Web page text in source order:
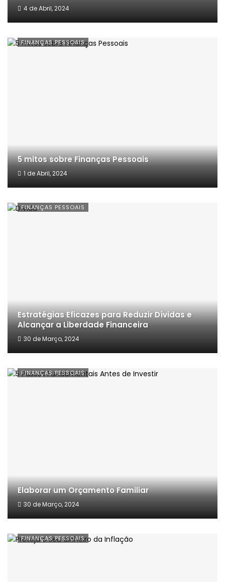
4 de Abril, 2024
FINANÇAS PESSOAIS
5 mitos sobre Finanças Pessoais
1 de Abril, 2024
FINANÇAS PESSOAIS
Estratégias Eficazes para Reduzir Dívidas e
Alcançar a Liberdade Financeira
30 de Março, 2024
FINANÇAS PESSOAIS
Elaborar um Orçamento Familiar
30 de Março, 2024
FINANÇAS PESSOAIS